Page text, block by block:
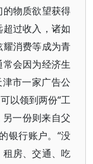
物质欲望获得
过收入，诸如
消费等成为青
会因为经济生
市一家广告公
以领到两份“工
一份则来自父
银行账户。“没
房、交通、吃